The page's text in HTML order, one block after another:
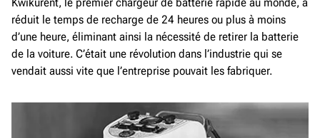
réduit le temps de recharge de 24 heures ou plus à moins
d’une heure, éliminant ainsi la nécessité de retirer la batterie
de la voiture. C’était une révolution dans l’industrie qui se
vendait aussi vite que l’entreprise pouvait les fabriquer.